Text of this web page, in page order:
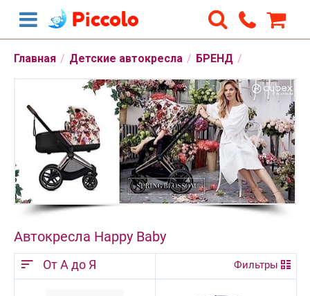
Главная / Детские автокресла / БРЕНД /
Автокресла Happy Baby
От А до Я Фильтры